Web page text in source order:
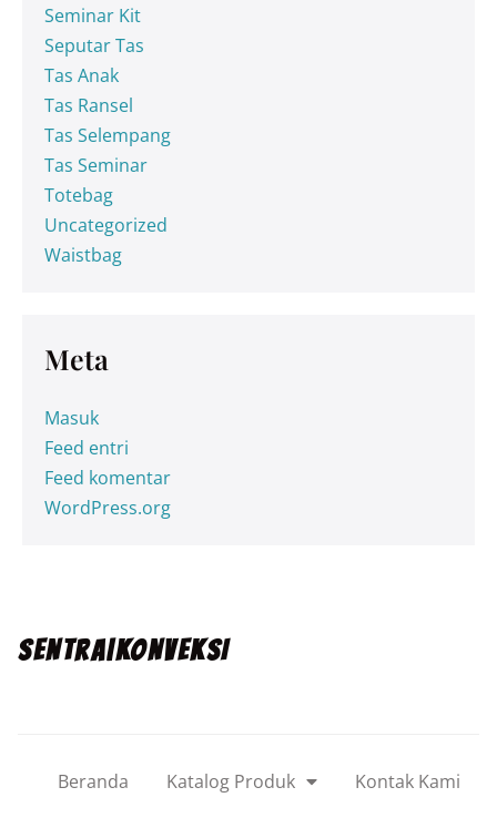
Seminar Kit
Seputar Tas
Tas Anak
Tas Ransel
Tas Selempang
Tas Seminar
Totebag
Uncategorized
Waistbag
Meta
Masuk
Feed entri
Feed komentar
WordPress.org
SENTRA|KONVEKSI
Beranda Katalog Produk Kontak Kami